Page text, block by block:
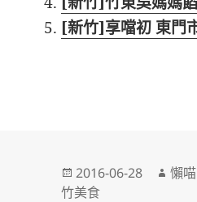
[新竹]享噹初 東門
發
佈
2016-06-28
作
懶喵
竹美食